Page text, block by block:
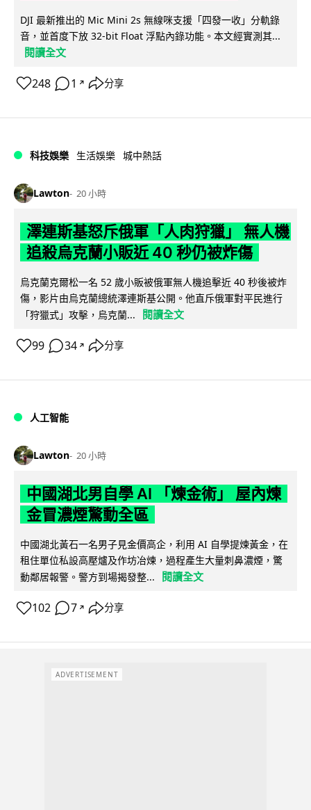
DJI 最新推出的 Mic Mini 2s 無線咪支援「四發一收」分軌錄
音，並首度下放 32-bit Float 浮點內錄功能。本文經實測其...
閱讀全文
248 1 ↗ 分享
科技娛樂 生活娛樂 城中熱話
Lawton 20 小時
澤連斯基怒斥俄軍「人肉狩獵」 無人機
追殺烏克蘭小販近 40 秒仍被炸傷
烏克蘭克爾松一名 52 歲小販被俄軍無人機追擊近 40 秒後被炸
傷，影片由烏克蘭總統澤連斯基公開。他直斥俄軍對平民進行
「狩獵式」攻擊，烏克蘭...
閱讀全文
99 34 ↗ 分享
人工智能
Lawton 20 小時
中國湖北男自學 AI 「煉金術」 屋內煉
金冒濃煙驚動全區
中國湖北黃石一名男子見金價高企，利用 AI 自學提煉黃金，在
租住單位私設高壓爐及作坊冶煉，過程產生大量刺鼻濃煙，驚
動鄰居報警。警方到場揭發整...
閱讀全文
102 7 ↗ 分享
ADVERTISEMENT